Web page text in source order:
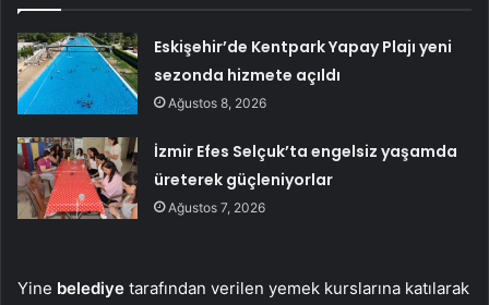
Eskişehir’de Kentpark Yapay Plajı yeni
sezonda hizmete açıldı
Ağustos 8, 2026
İzmir Efes Selçuk’ta engelsiz yaşamda
üreterek güçleniyorlar
Ağustos 7, 2026
Yine belediye tarafından verilen yemek kurslarına katılarak